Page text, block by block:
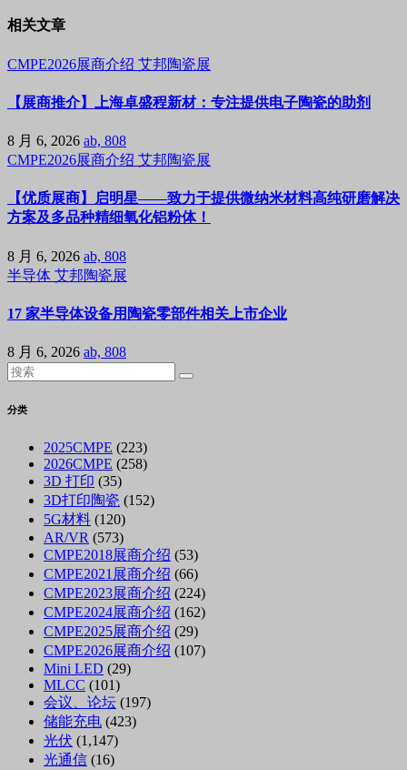
相关文章
CMPE2026展商介绍 艾邦陶瓷展
【展商推介】上海卓盛程新材：专注提供电子陶瓷的助剂
8 月 6, 2026 ab, 808
CMPE2026展商介绍 艾邦陶瓷展
【优质展商】启明星——致力于提供微纳米材料高纯研磨解决
方案及多品种精细氧化铝粉体！
8 月 6, 2026 ab, 808
半导体 艾邦陶瓷展
17 家半导体设备用陶瓷零部件相关上市企业
8 月 6, 2026 ab, 808
分类
2025CMPE (223)
2026CMPE (258)
3D 打印 (35)
3D打印陶瓷 (152)
5G材料 (120)
AR/VR (573)
CMPE2018展商介绍 (53)
CMPE2021展商介绍 (66)
CMPE2023展商介绍 (224)
CMPE2024展商介绍 (162)
CMPE2025展商介绍 (29)
CMPE2026展商介绍 (107)
Mini LED (29)
MLCC (101)
会议、论坛 (197)
储能充电 (423)
光伏 (1,147)
光通信 (16)